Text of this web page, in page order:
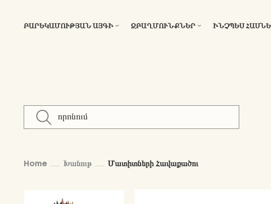
ԲԱՐԵԿԱՄՈՒԹՅԱՆ ԱՅԳԻ ԶԲԱՂՄՈՒՆՔՆԵՐ ԻՆՉՊԵՍ
Home Խանութ Մատիտների Հավաքածու